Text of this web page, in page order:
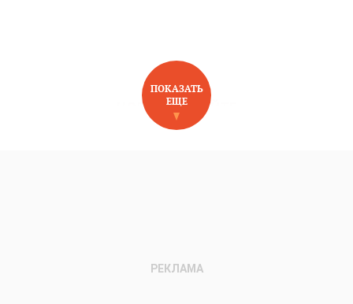
НОВОЕ НА САЙТЕ
ПОКАЗАТЬ
ЕЩЕ